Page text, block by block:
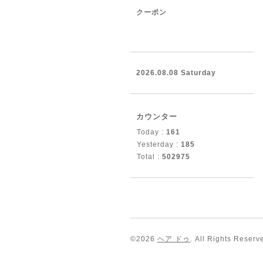
クーポン
2026.08.08 Saturday
カウンター
Today : 161
Yesterday : 185
Total : 502975
©2026 ヘア ドゥ . All Rights